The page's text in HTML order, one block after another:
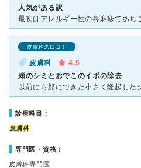
人気がある訳
皮膚科の口コミ
皮膚科
4.5
頬のシミとおでこのイボの除去
診療科目：
皮膚科
専門医・資格：
皮膚科専門医